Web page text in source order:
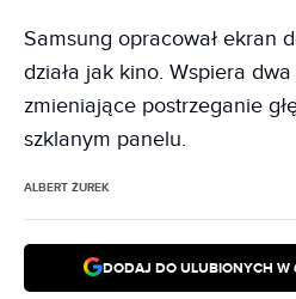
Samsung opracował ekran
działa jak kino. Wspiera
zmieniające postrzeganie
szklanym panelu.
ALBERT ŻUREK
DODAJ DO ULUBIONYCH W